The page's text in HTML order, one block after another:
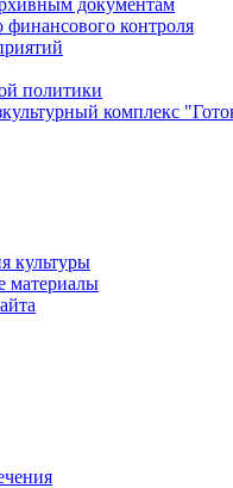
документам
контроля
политики
комплекс
культуры
материалы